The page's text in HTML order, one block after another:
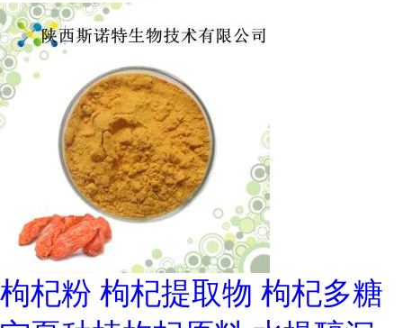
枸杞粉 枸杞提取物 枸杞多糖